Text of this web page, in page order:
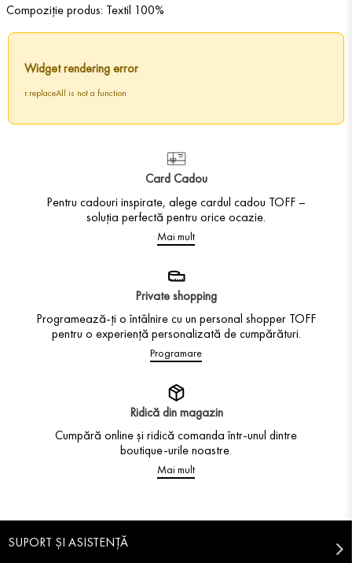
Compoziție produs: Textil 100%
Widget rendering error
r.replaceAll is not a function
Card Cadou
Pentru cadouri inspirate, alege cardul cadou TOFF –
soluția perfectă pentru orice ocazie.
Mai mult
Private shopping
Programează-ți o întâlnire cu un personal shopper TOFF
pentru o experiență personalizată de cumpărături.
Programare
Ridică din magazin
Cumpără online și ridică comanda într-unul dintre
boutique-urile noastre.
Mai mult
SUPORT ȘI ASISTENȚĂ